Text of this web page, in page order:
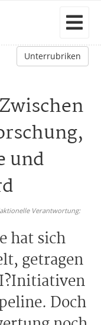
Unterrubriken
und
Verantwortung:
hat sich
getragen
Doch